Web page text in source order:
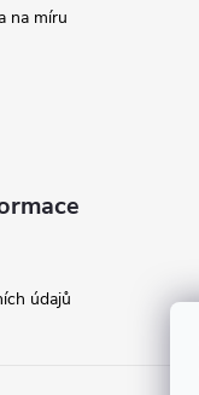
na míru
údajů